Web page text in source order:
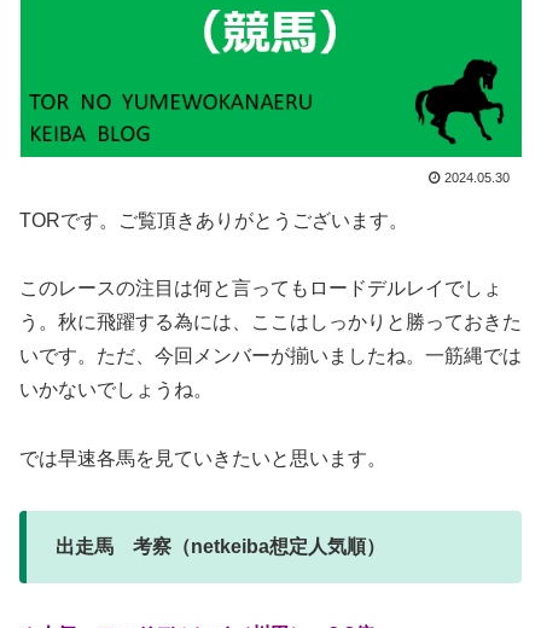
2024.05.30
TORです。ご覧頂きありがとうございます。
このレースの注目は何と言ってもロードデルレイでしょ
う。秋に飛躍する為には、ここはしっかりと勝っておきた
いです。ただ、今回メンバーが揃いましたね。一筋縄では
いかないでしょうね。
では早速各馬を見ていきたいと思います。
出走馬 考察（netkeiba想定人気順）